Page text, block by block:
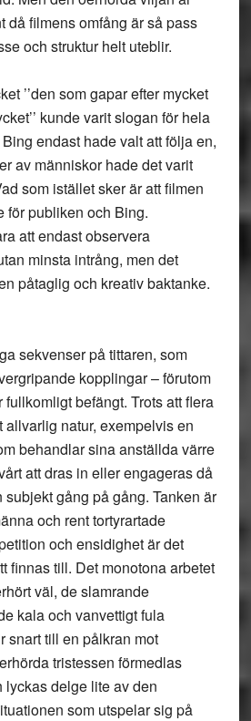
då filmens omfång är så pass
och struktur helt uteblir.
’’den som gapar efter mycket
kunde varit slogan för hela
endast hade valt att följa en,
av människor hade det varit
som istället sker är att filmen
för publiken och Bing.
att endast observera
minsta intrång, men det
påtaglig och kreativ baktanke.
sekvenser på tittaren, som
kopplingar – förutom
befängt. Trots att flera
allvarlig natur, exempelvis en
behandlar sina anställda värre
att dras in eller engageras då
gång på gång. Tanken är
och rent tortyrartade
och ensidighet är det
finnas till. Det monotona arbetet
väl, de slamrande
kala och vanvettigt fula
snart till en pålkran mot
tristessen förmedlas
lyckas delge lite av den
som utspelar sig på